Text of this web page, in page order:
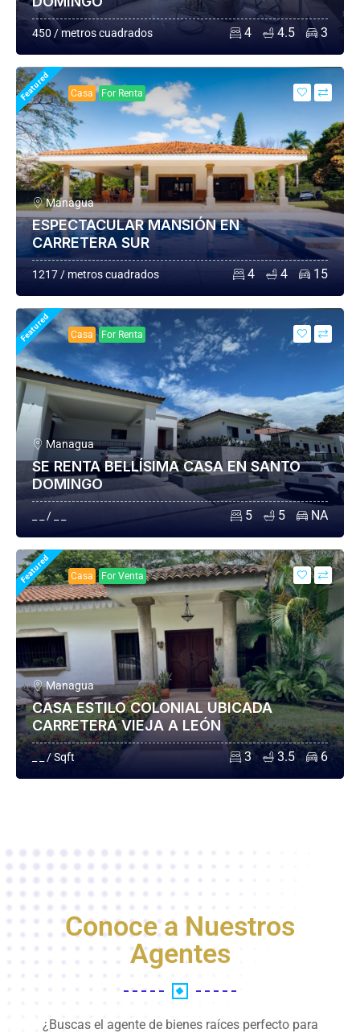
450 / metros cuadrados 4 4.5 3
Featured Casa For Renta
Managua
ESPECTACULAR MANSIÓN EN
CARRETERA SUR
1217 / metros cuadrados 4 4 15
Featured Casa For Renta
Managua
SE RENTA BELLÍSIMA CASA EN SANTO
DOMINGO
_ _ / _ _ 5 5 NA
Featured Casa For Venta
Managua
CASA ESTILO COLONIAL UBICADA
CARRETERA VIEJA A LEÓN
_ _ / Sqft 3 3.5 6
Conoce a Nuestros
Agentes
¿Buscas el agente de bienes raíces perfecto para